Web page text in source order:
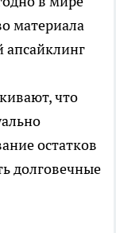
материала
апсайклинг
что
остатков
долговечные